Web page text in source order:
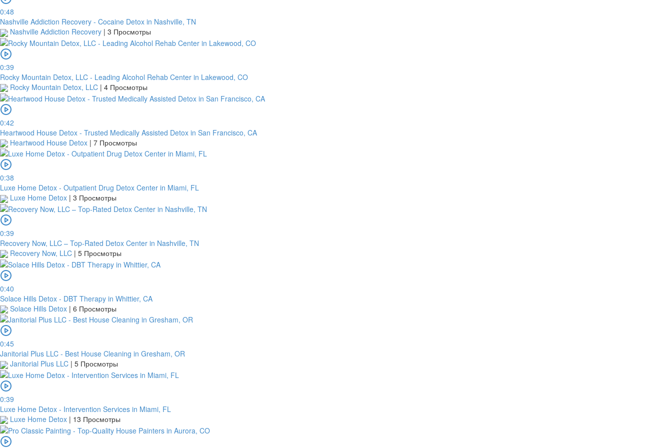
0:48
Nashville Addiction Recovery - Cocaine Detox in Nashville, TN
Nashville Addiction Recovery | 3 Просмотры
0:39
Rocky Mountain Detox, LLC - Leading Alcohol Rehab Center in Lakewood, CO
Rocky Mountain Detox, LLC | 4 Просмотры
0:42
Heartwood House Detox - Trusted Medically Assisted Detox in San Francisco, CA
Heartwood House Detox | 7 Просмотры
0:38
Luxe Home Detox - Outpatient Drug Detox Center in Miami, FL
Luxe Home Detox | 3 Просмотры
0:39
Recovery Now, LLC – Top-Rated Detox Center in Nashville, TN
Recovery Now, LLC | 5 Просмотры
0:40
Solace Hills Detox - DBT Therapy in Whittier, CA
Solace Hills Detox | 6 Просмотры
0:45
Janitorial Plus LLC - Best House Cleaning in Gresham, OR
Janitorial Plus LLC | 5 Просмотры
0:39
Luxe Home Detox - Intervention Services in Miami, FL
Luxe Home Detox | 13 Просмотры